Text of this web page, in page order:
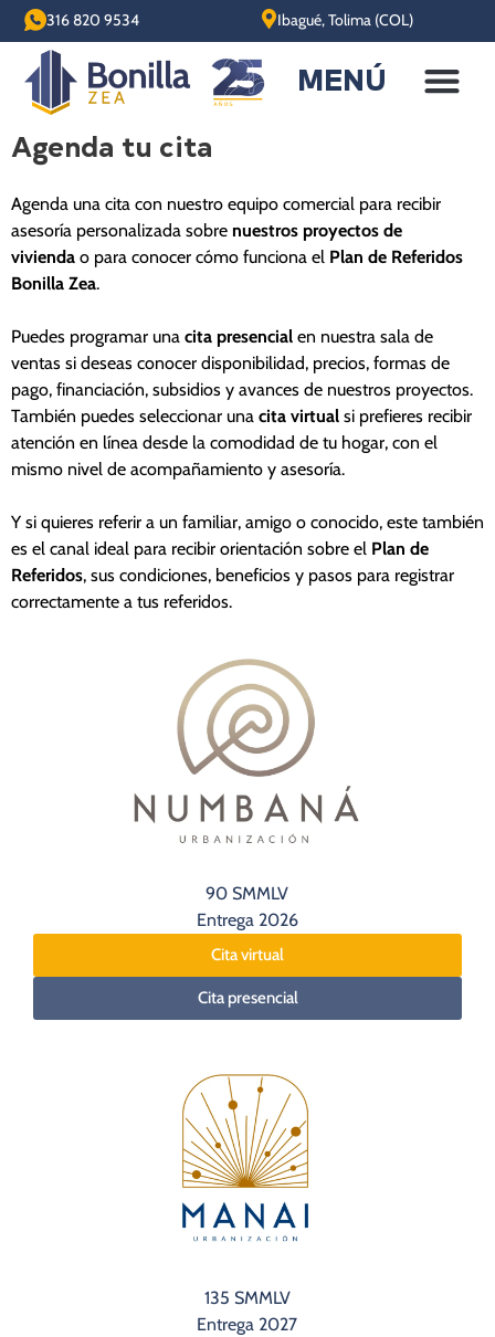
316 820 9534 Ibagué, Tolima (COL)
MENÚ
Agenda tu cita
Agenda una cita con nuestro equipo comercial para recibir
asesoría personalizada sobre nuestros proyectos de
vivienda o para conocer cómo funciona el Plan de Referidos
Bonilla Zea.
Puedes programar una cita presencial en nuestra sala de
ventas si deseas conocer disponibilidad, precios, formas de
pago, financiación, subsidios y avances de nuestros proyectos.
También puedes seleccionar una cita virtual si prefieres recibir
atención en línea desde la comodidad de tu hogar, con el
mismo nivel de acompañamiento y asesoría.
Y si quieres referir a un familiar, amigo o conocido, este también
es el canal ideal para recibir orientación sobre el Plan de
Referidos, sus condiciones, beneficios y pasos para registrar
correctamente a tus referidos.
90 SMMLV
Entrega 2026
Cita virtual
Cita presencial
135 SMMLV
Entrega 2027